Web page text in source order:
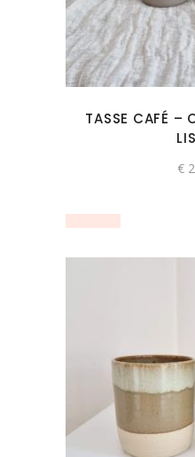
TASSE CAFÉ –
€